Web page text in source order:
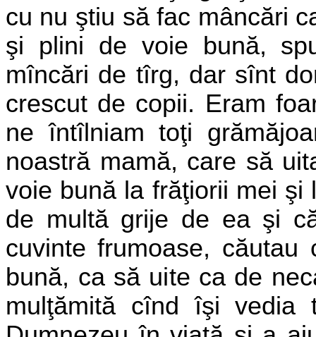
cu nu ştiu să fac mâncări
şi plini de voie bună,
mîncări de tîrg, dar sînt
crescut de copii. Eram
ne întîlniam toţi
noastră mamă, care să
voie bună la frăţiorii mei şi
de multă grije de ea şi
cuvinte frumoase, căutau
bună, ca să uite ca de
mulţămită cînd îşi